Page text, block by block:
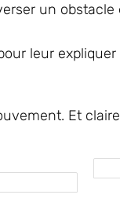
un obstacle
leur
Et